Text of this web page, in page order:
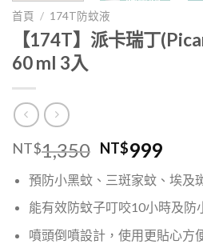
首頁 / 174T防蚊液
【174T】派卡瑞丁
60 ml 3入
NT$1,350 原
價
格：
NT$1,350
NT$999目
前
價
格：
預防小黑蚊、三斑家蚊、埃及
能有效防蚊子叮咬10小時及防
噴頭倒噴設計，使用更貼心方